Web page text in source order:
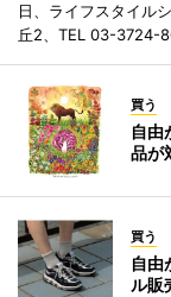
日、ライフスタイル
丘2、TEL 03-3724-
買う
自由
品が
買う
自由
ル販